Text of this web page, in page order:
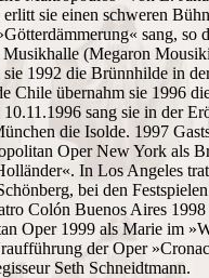
sie einen schweren
sang, so
(Megaron
sie 1992 die Brünnhilde in
Chile übernahm sie 1996
sang sie in der
die Isolde. 1997
Oper New York als
In Los Angeles
bei den
Colón Buenos Aires
Oper 1999 als Marie im
der Oper
Seth Schneidtmann.